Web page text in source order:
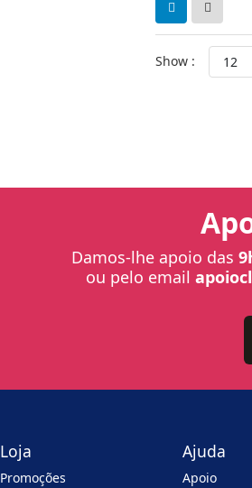
Show : 12
Damos-lhe apoio das
ou pelo email
Loja
Promoções
Ajuda
Apoio